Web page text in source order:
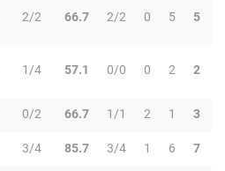
2/2 66.7 2/2 0 5 5
1/4 57.1 0/0 0 2 2
0/2 66.7 1/1 2 1 3
3/4 85.7 3/4 1 6 7